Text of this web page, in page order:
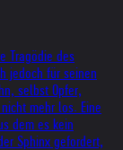
Tragödie des
jedoch für seinen
selbst Opfer,
mehr los. Eine
dem es kein
Sphinx gefordert,